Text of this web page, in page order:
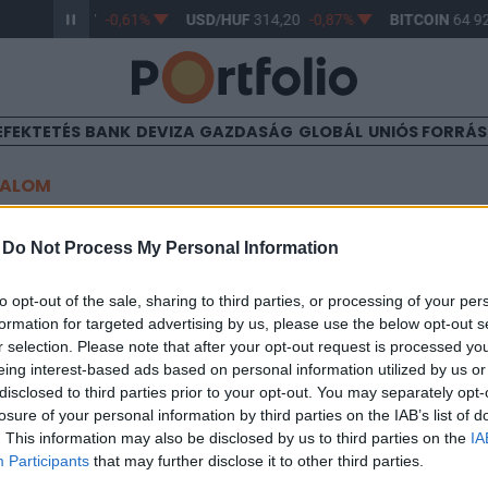
Do Not Process My Personal Information
opt-out of the sale, sharing to third parties, or processing of your
for targeted advertising by us, please use the below opt-out
selection. Please note that after your opt-out request is processed
interest-based ads based on personal information utilized by us
to third parties prior to your opt-out. You may separately
of your personal information by third parties on the IAB’s list of
This information may also be disclosed by us to third parties on the
Participants that may further disclose it to other third parties.
363,17 -0,61% USD/HUF 314,20 -0,87% BITCOIN64
BANK DEVIZA GAZDASÁG GLOBÁL UNIÓS
piaci hangulat
érkező rossz hírek következtében csökkenéssel zárta mai
gyengült a dollárral szemben. A Nikkei 225 174 ponton
a napot. A Nikkei gyengélkedése egy újságcikknek volt főleg
japán GDP valószínűleg 1.2%-kal esett...